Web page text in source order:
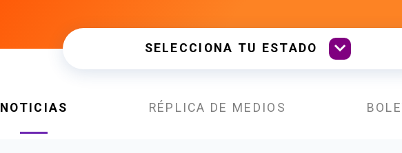
NOTICIAS RÉPLICA DE MEDIOS